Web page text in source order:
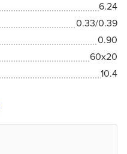
6.24
0.33/0.39
0.90
60x20
10.4